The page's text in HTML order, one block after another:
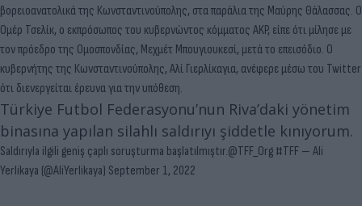
βορειοανατολικά της Κωνσταντινούπολης, στα παράλια της Μαύρης Θάλασσας. Ο
Ομέρ Τσελίκ, ο εκπρόσωπος του κυβερνώντος κόμματος AKP, είπε ότι μίλησε με
τον πρόεδρο της Ομοσπονδίας, Μεχμέτ Μπουγιουκεσί, μετά το επεισόδιο. Ο
κυβερνήτης της Κωνσταντινούπολης, Αλί Γιερλίκαγια, ανέφερε μέσω του Twitter
ότι διενεργείται έρευνα για την υπόθεση.
Türkiye Futbol Federasyonu’nun Riva’daki yönetim
binasına yapılan silahlı saldırıyı şiddetle kınıyorum.
Saldırıyla ilgili geniş çaplı soruşturma başlatılmıştır.@TFF_Org #TFF — Ali
Yerlikaya (@AliYerlikaya) September 1, 2022